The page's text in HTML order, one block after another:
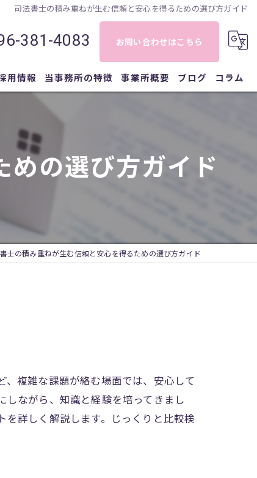
司法書士の積み重ねが生む信頼と安心を得るための選び方ガイド
381-4083 お問い合わせはこちら
用情報 当事務所の特徴
相続
相談
事業所概要 ブログ コラム
めの選び方ガイド
士の積み重ねが生む信頼と安心を得るための選び方ガイド
複雑な課題が絡む場面では、安心して
ながら、知識と経験を培ってきまし
詳しく解説します。じっくりと比較検